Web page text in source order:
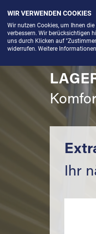
Ihr
WIR VERWENDEN COOKIES
Wir nutzen Cookies, um Ihnen
verbessern. Wir berücksichtigen
uns durch Klicken auf
widerrufen. Weitere